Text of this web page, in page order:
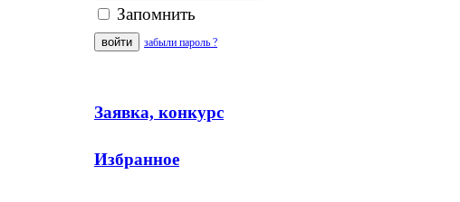
Запомнить
забыли пароль ?
Заявка, конкурс
Избранное